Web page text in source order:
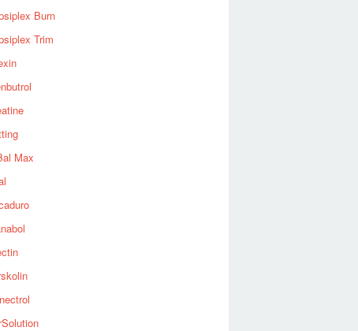
Burn
Trim
Max